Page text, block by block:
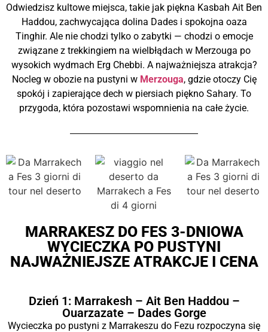
Odwiedzisz kultowe miejsca, takie jak piękna Kasbah Ait Ben
Haddou, zachwycająca dolina Dades i spokojna oaza
Tinghir. Ale nie chodzi tylko o zabytki — chodzi o emocje
związane z trekkingiem na wielbłądach w Merzouga po
wysokich wydmach Erg Chebbi. A najważniejsza atrakcja?
Nocleg w obozie na pustyni w Merzouga, gdzie otoczy Cię
spokój i zapierające dech w piersiach piękno Sahary. To
przygoda, która pozostawi wspomnienia na całe życie.
MARRAKESZ DO FES 3-DNIOWA
WYCIECZKA PO PUSTYNI
NAJWAŻNIEJSZE ATRAKCJE I CENA
Dzień 1: Marrakesh – Ait Ben Haddou –
Ouarzazate – Dades Gorge
Wycieczka po pustyni z Marrakeszu do Fezu rozpoczyna się